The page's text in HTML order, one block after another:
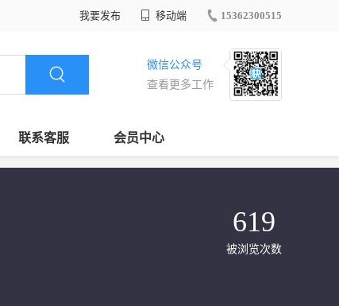
我要发布 移动端 15362300515
微信公众号
查看更多工作
联系客服 会员中心
619
被浏览次数